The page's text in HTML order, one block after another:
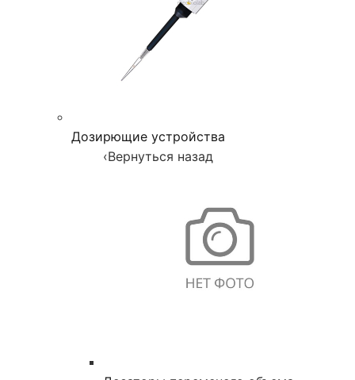
Дозирющие устройства
‹Вернуться назад